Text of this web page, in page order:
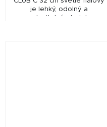
je lehký, odolný a
nastavitelný obojek s